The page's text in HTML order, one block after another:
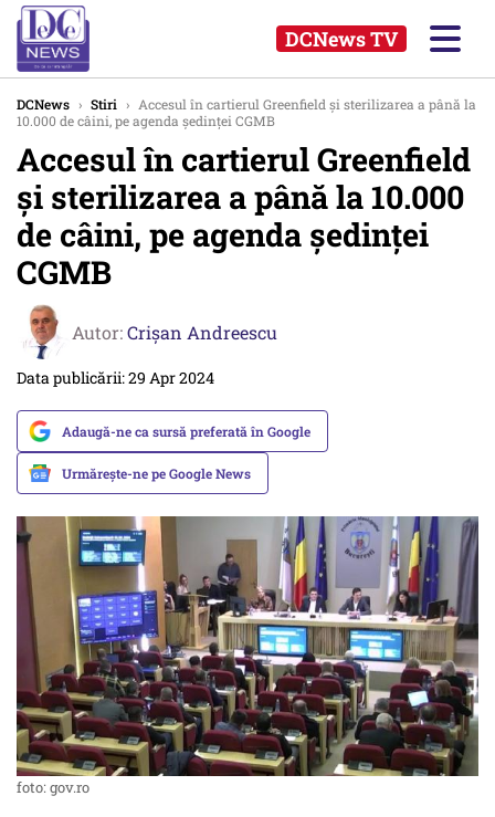
DCNews TV
DCNews › Stiri › Accesul în cartierul Greenfield şi sterilizarea a până la
10.000 de câini, pe agenda ședinței CGMB
Accesul în cartierul Greenfield
şi sterilizarea a până la 10.000
de câini, pe agenda ședinței
CGMB
Autor:Crişan Andreescu
Data publicării: 29 Apr 2024
Adaugă-ne ca sursă preferată în Google
Urmărește-ne pe Google News
foto: gov.ro